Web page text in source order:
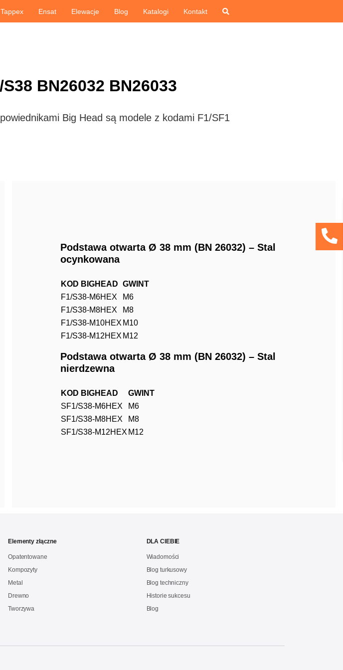
Tappex Ensat Elewacje Blog Katalogi Kontakt
BN26032 BN26033
Big Head są modele z kodami F1/SF1
Podstawa otwarta Ø 38 mm (BN 26032) – Stal
ocynkowana
KOD BIGHEAD GWINT
F1/S38-M6HEX
M6
F1/S38-M8HEX
M8
F1/S38-M10HEX M10
F1/S38-M12HEX M12
Podstawa otwarta Ø 38 mm (BN 26032) – Stal
nierdzewna
KOD BIGHEAD
GWINT
SF1/S38-M6HEX
M6
SF1/S38-M8HEX
M8
SF1/S38-M12HEX M12
Elementy złączne
Opatentowane
Kompozyty
Metal
Drewno
Tworzywa
DLA CIEBIE
Wiadomości
Blog turkusowy
Blog techniczny
Historie sukcesu
Blog